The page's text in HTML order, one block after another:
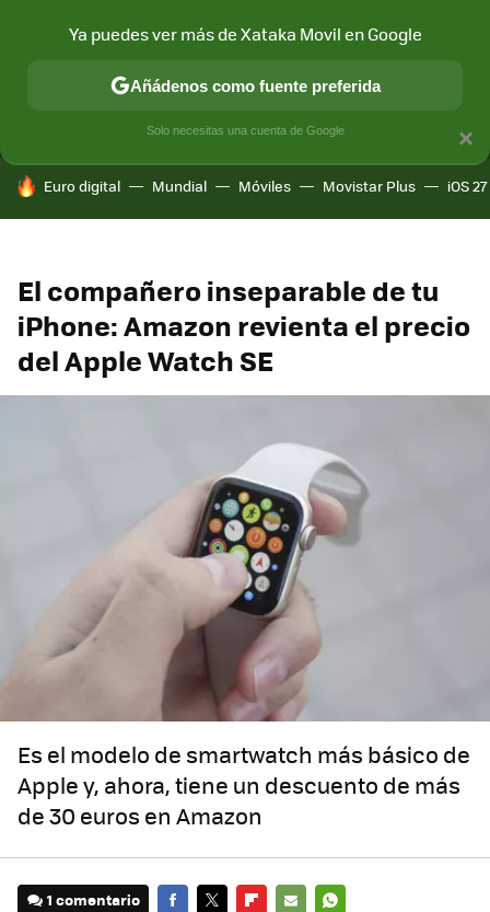
MÓVIL Y SOCIEDAD APLICACIONES
HOY SE HABLA DE
Euro digital Mundial Móviles Movistar Plus iOS 27
El compañero inseparable de tu
iPhone: Amazon revienta el precio
del Apple Watch SE
Es el modelo de smartwatch más básico de
Apple y, ahora, tiene un descuento de más
de 30 euros en Amazon
1 comentario
×
Ya puedes ver más de Xataka Movil en Google
Añádenos como fuente preferida
Solo necesitas una cuenta de Google